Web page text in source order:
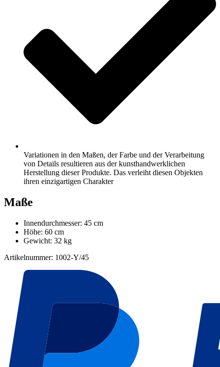
Variationen in den Maßen, der Farbe und der Verarbeitung
von Details resultieren aus der kunsthandwerklichen
Herstellung dieser Produkte. Das verleiht diesen Objekten
ihren einzigartigen Charakter
Maße
Innendurchmesser: 45 cm
Höhe: 60 cm
Gewicht: 32 kg
Artikelnummer: 1002-Y/45